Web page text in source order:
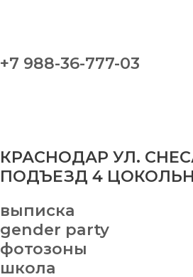
+7 988-36-777-03
КРАСНОДАР УЛ.
ПОДЪЕЗД 4
выписка
gender party
фотозоны
школа